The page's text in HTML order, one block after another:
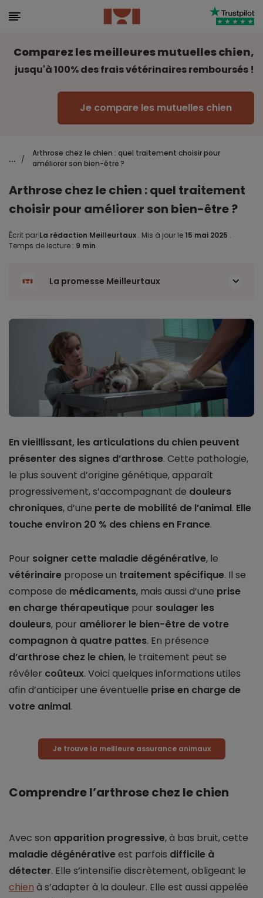
Comparez les meilleures mutuelles chien,
jusqu'à 100% des frais vétérinaires remboursés !
Je compare les mutuelles chien
... /
Arthrose chez le chien : quel traitement choisir pour
améliorer son bien-être ?
Arthrose chez le chien : quel traitement
choisir pour améliorer son bien-être ?
Écrit par La rédaction Meilleurtaux . Mis à jour le 15 mai 2025 .
Temps de lecture : 9 min
La promesse Meilleurtaux
En vieillissant, les articulations du chien peuvent
présenter des signes d’arthrose. Cette pathologie,
le plus souvent d’origine génétique, apparaît
progressivement, s’accompagnant de douleurs
chroniques, d’une perte de mobilité de l’animal. Elle
touche environ 20 % des chiens en France.
Pour soigner cette maladie dégénérative, le
vétérinaire propose un traitement spécifique. Il se
compose de médicaments, mais aussi d’une prise
en charge thérapeutique pour soulager les
douleurs, pour améliorer le bien-être de votre
compagnon à quatre pattes. En présence
d’arthrose chez le chien, le traitement peut se
révéler coûteux. Voici quelques informations utiles
afin d’anticiper une éventuelle prise en charge de
votre animal.
Je trouve la meilleure assurance animaux
Comprendre l’arthrose chez le chien
Avec son apparition progressive, à bas bruit, cette
maladie dégénérativeest parfois difficile à
détecter. Elle s’intensifie discrètement, obligeant le
chien à s’adapter à la douleur. Elle est aussi appelée